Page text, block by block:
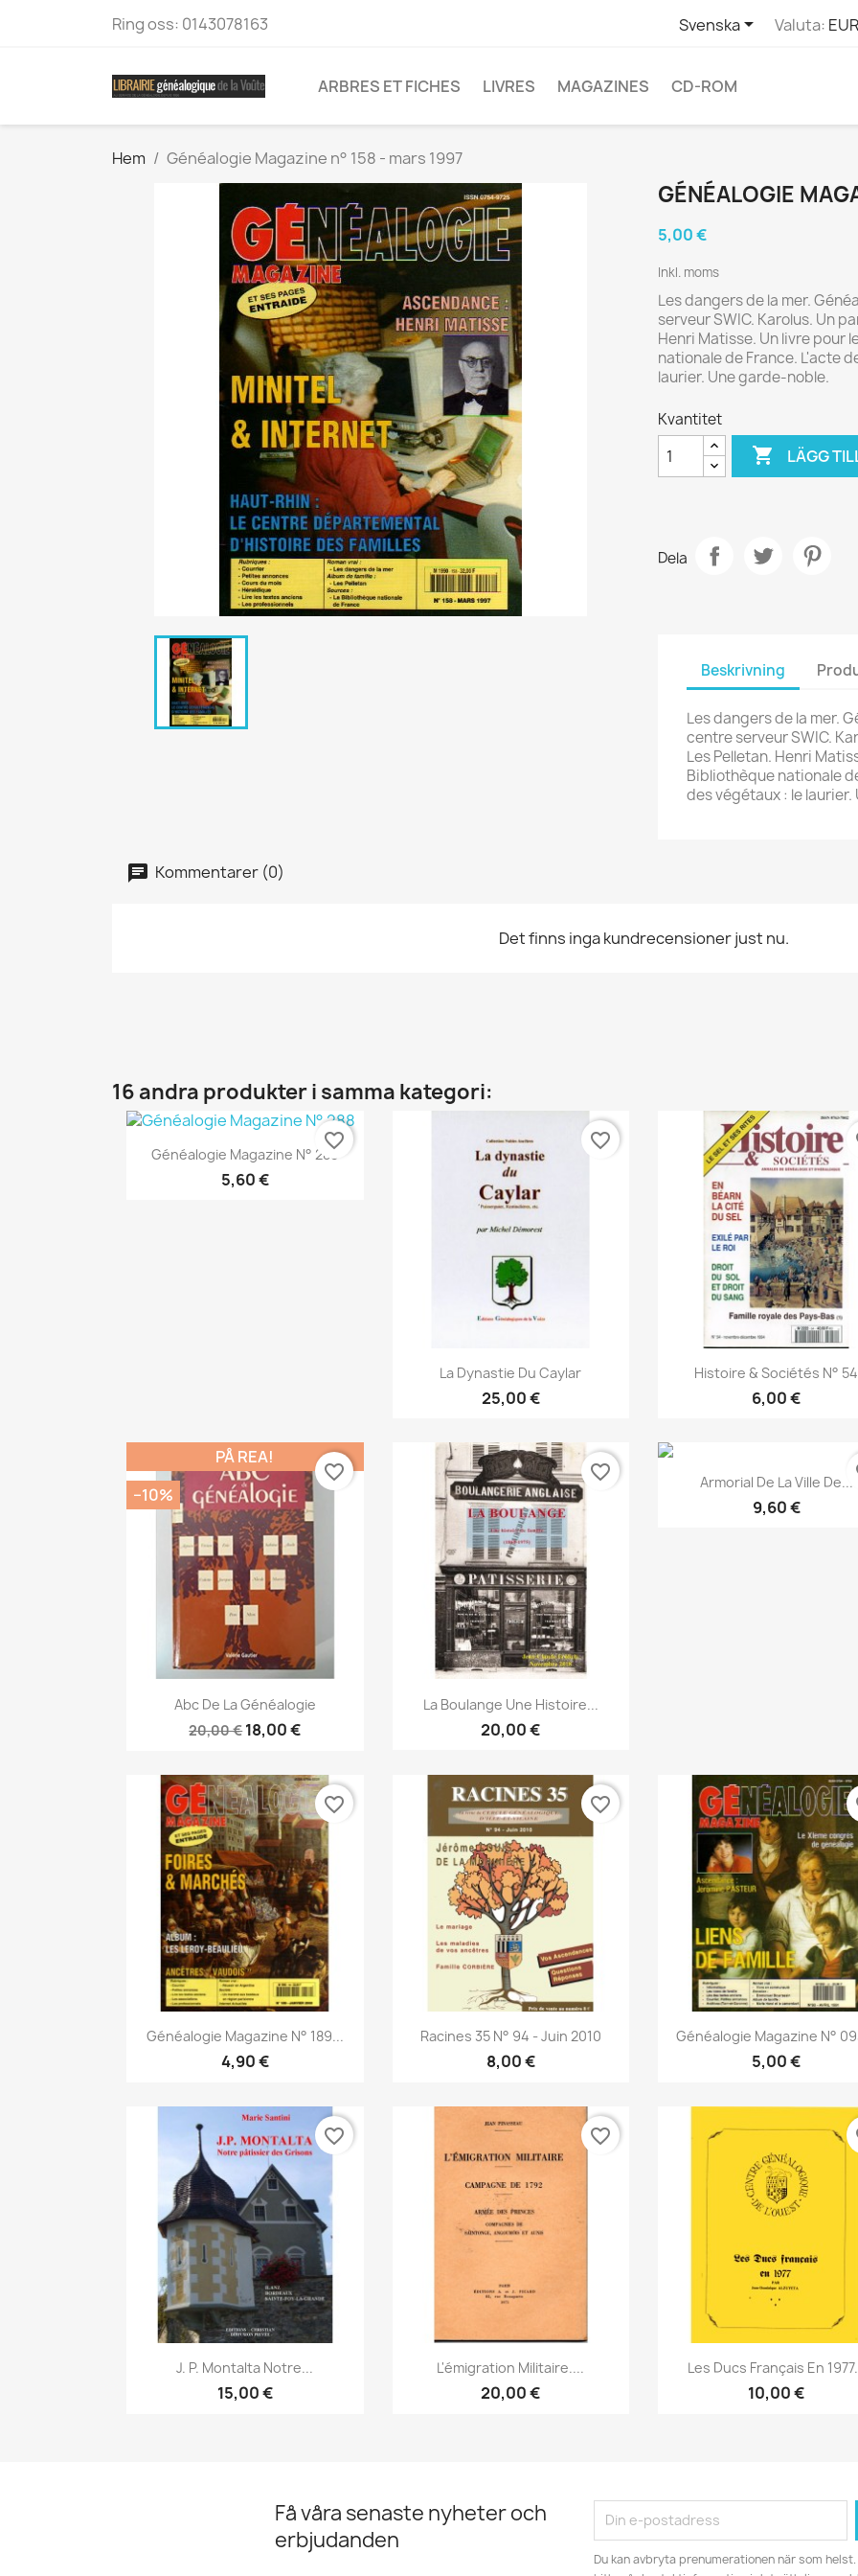
Ring oss: 0143078163 Svenska Valuta:
ARBRES ET FICHES LIVRES MAGAZINES CD-ROM
Hem Généalogie Magazine n° 158 - mars 1997
GÉNÉALOGIE
5,00 €
Inkl. moms
Les dangers de la mer.
serveur SWIC. Karolus. Un
Henri Matisse. Un livre pour
nationale de France. L'acte
laurier. Une garde-noble.
Kvantitet
 LÄGG
Dela
Beskrivning
Les dangers de la mer.
centre serveur SWIC.
Les Pelletan. Henri
Bibliothèque nationale
des végétaux : le
Kommentarer (0)
Det finns inga kundrecensioner just nu.
16 andra produkter i samma kategori:
Snabbvy
Généalogie Magazine N° 288
5,60 €
favorite_border
Snabbvy
La Dynastie Du Caylar
25,00 €
favorite_border
Snabbvy
Histoire & Sociétés N° 54
6,00 €
 Snabbvy
Abc De La Généalogie
20,00 €18,00 €
PÅ REA!
−10%
favorite_border
Snabbvy
La Boulange Une Histoire...
20,00 €
favorite_border  Snabbvy
Armorial De La Ville De...
9,60 €
 Snabbvy
Généalogie Magazine N° 189...
4,90 €
favorite_border
Snabbvy
Racines 35 N° 94 - Juin 2010
8,00 €
favorite_border
 Snabbvy
Généalogie Magazine N°
5,00 €
Snabbvy
J. P. Montalta Notre...
15,00 €
favorite_border
Snabbvy
L'émigration Militaire....
20,00 €
favorite_border
Snabbvy
Les Ducs Français En
10,00 €
Få våra senaste nyheter och
erbjudanden
Du kan avbryta prenumerationen när som